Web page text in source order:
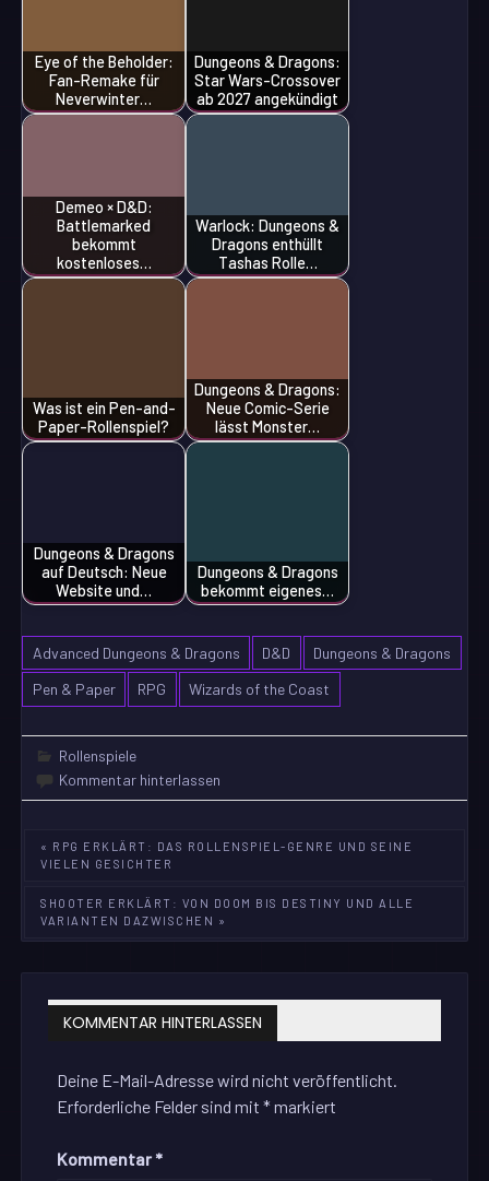
Eye of the Beholder:
Fan-Remake für
Neverwinter…
Dungeons & Dragons:
Star Wars-Crossover
ab 2027 angekündigt
Demeo × D&D:
Battlemarked
bekommt
kostenloses…
Warlock: Dungeons &
Dragons enthüllt
Tashas Rolle…
Was ist ein Pen-and-
Paper-Rollenspiel?
Dungeons & Dragons:
Neue Comic-Serie
lässt Monster…
Dungeons & Dragons
auf Deutsch: Neue
Website und…
Dungeons & Dragons
bekommt eigenes…
Advanced Dungeons & Dragons D&D
Dungeons & Dragons
Pen & Paper
RPG Wizards of the Coast
Rollenspiele
Kommentar hinterlassen
Beitragsnavigation
« RPG ERKLÄRT: DAS ROLLENSPIEL-GENRE UND SEINE
VIELEN GESICHTER
SHOOTER ERKLÄRT: VON DOOM BIS DESTINY UND ALLE
VARIANTEN DAZWISCHEN »
KOMMENTAR HINTERLASSEN
Deine E-Mail-Adresse wird nicht veröffentlicht.
Erforderliche Felder sind mit*markiert
Kommentar *